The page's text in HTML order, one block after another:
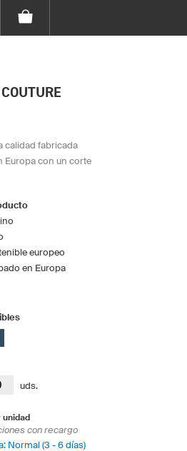
calidad fabricada
Europa con un corte
europeo
en Europa
uds.
unidad
con recargo
Normal (3 - 6 días)